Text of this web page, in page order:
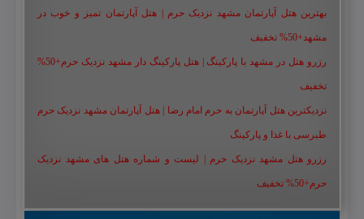
بهترین هتل آپارتمان مشهد نزدیک حرم | هتل آپارتمان تمیز و خوب در
مشهد+50% تخفیف
رزرو هتل در مشهد با پارکینگ | هتل پارکینگ دار مشهد نزدیک حرم+50%
تخفیف
نزدیکترین هتل آپارتمان به حرم امام رضا | هتل آپارتمان مشهد نزدیک حرم
طبرسی با غذا و پارکینگ
رزرو هتل مشهد نزدیک حرم | لیست و شماره هتل های مشهد نزدیک
حرم+50% تخفیف